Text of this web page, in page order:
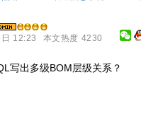
12:23 本文热度 4230
写出多级BOM层级关系？